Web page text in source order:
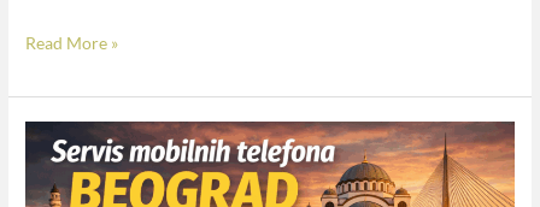
Read More »
Gagi
Mobile
–